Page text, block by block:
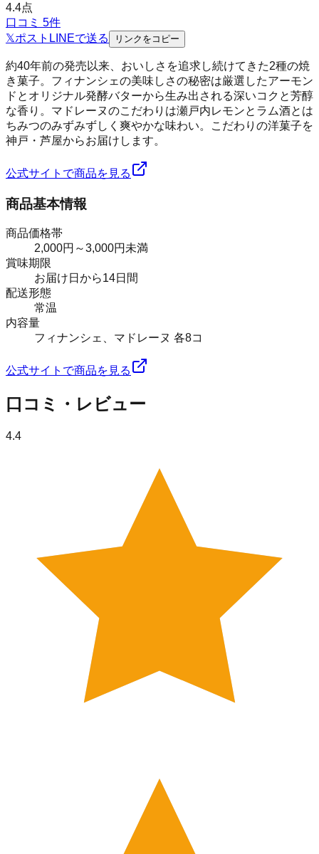
4.4点
口コミ 5件
𝕏ポスト LINEで送る リンクをコピー
約40年前の発売以来、おいしさを追求し続けてきた2種の焼
き菓子。フィナンシェの美味しさの秘密は厳選したアーモン
ドとオリジナル発酵バターから生み出される深いコクと芳醇
な香り。マドレーヌのこだわりは瀬戸内レモンとラム酒とは
ちみつのみずみずしく爽やかな味わい。こだわりの洋菓子を
神戸・芦屋からお届けします。
公式サイトで商品を見る
商品基本情報
商品価格帯
2,000円～3,000円未満
賞味期限
お届け日から14日間
配送形態
常温
内容量
フィナンシェ、マドレーヌ 各8コ
公式サイトで商品を見る
口コミ・レビュー
4.4